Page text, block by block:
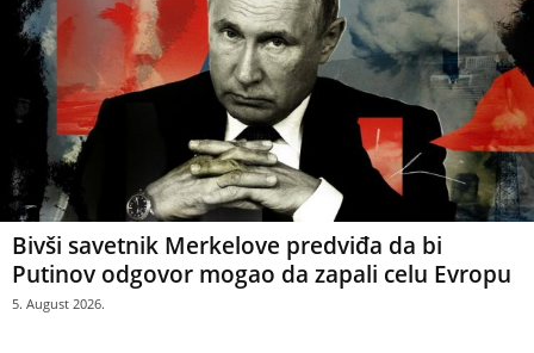
Bivši savetnik Merkelove predviđa da bi
Putinov odgovor mogao da zapali celu Evropu
5. August 2026.